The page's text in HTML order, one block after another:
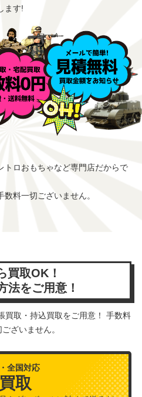
ます!
トロおもちゃなど専門店だからで
料一切ございません。
買取OK！
法をご用意！
買取・持込買取をご用意！ 手数料
ざいません。
全国対応
取